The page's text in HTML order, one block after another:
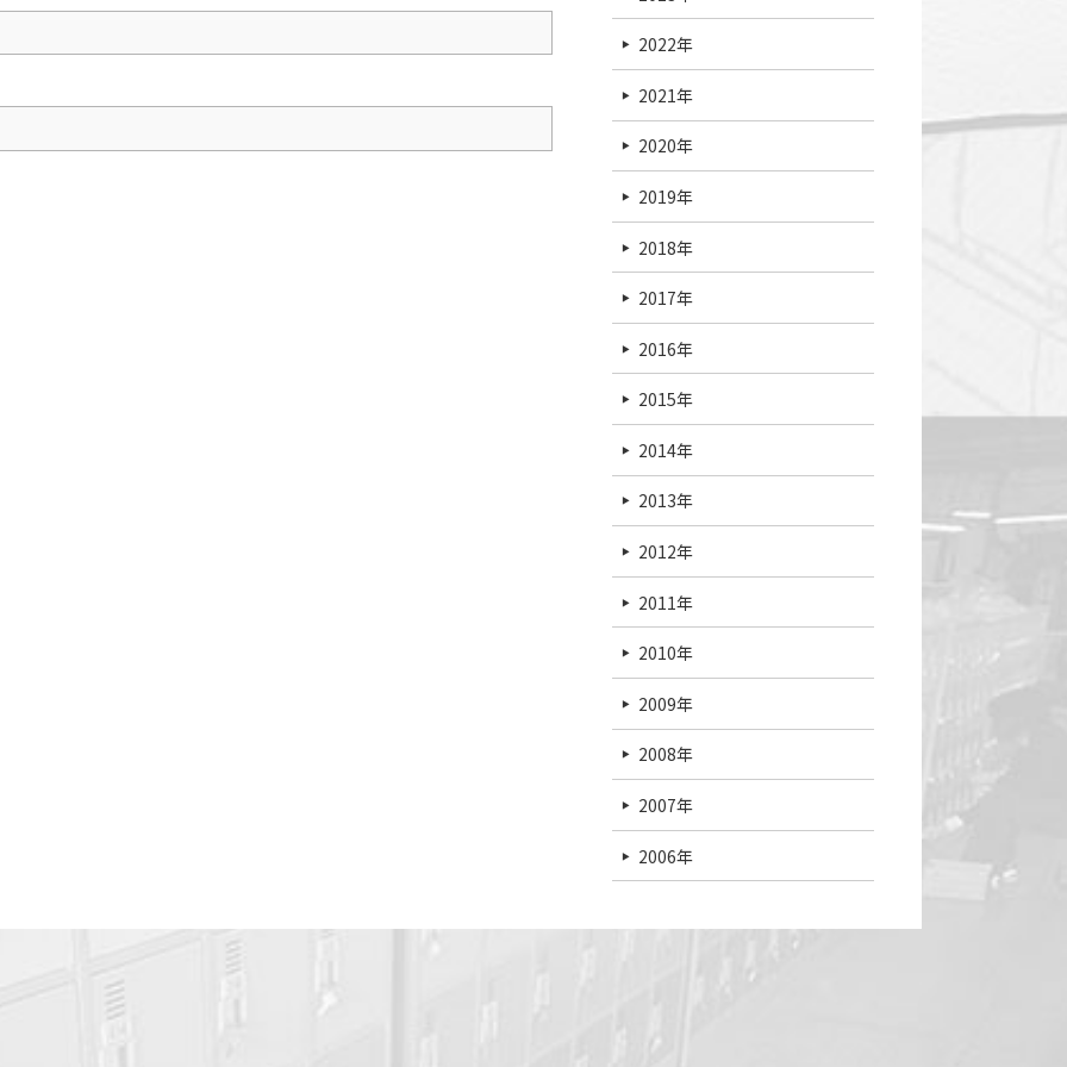
2022年
2021年
2020年
2019年
2018年
2017年
2016年
2015年
2014年
2013年
2012年
2011年
2010年
2009年
2008年
2007年
2006年